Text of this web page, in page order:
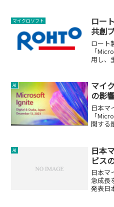
マイクロソフト
ロー
共創
ロート
「
用し、
AI
マイ
の影
日本マ
「
関する
AI
日本
ビス
日本マ
急成長
発表日